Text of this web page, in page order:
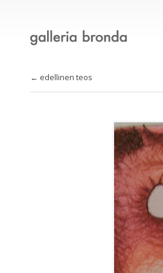
← edellinen teos